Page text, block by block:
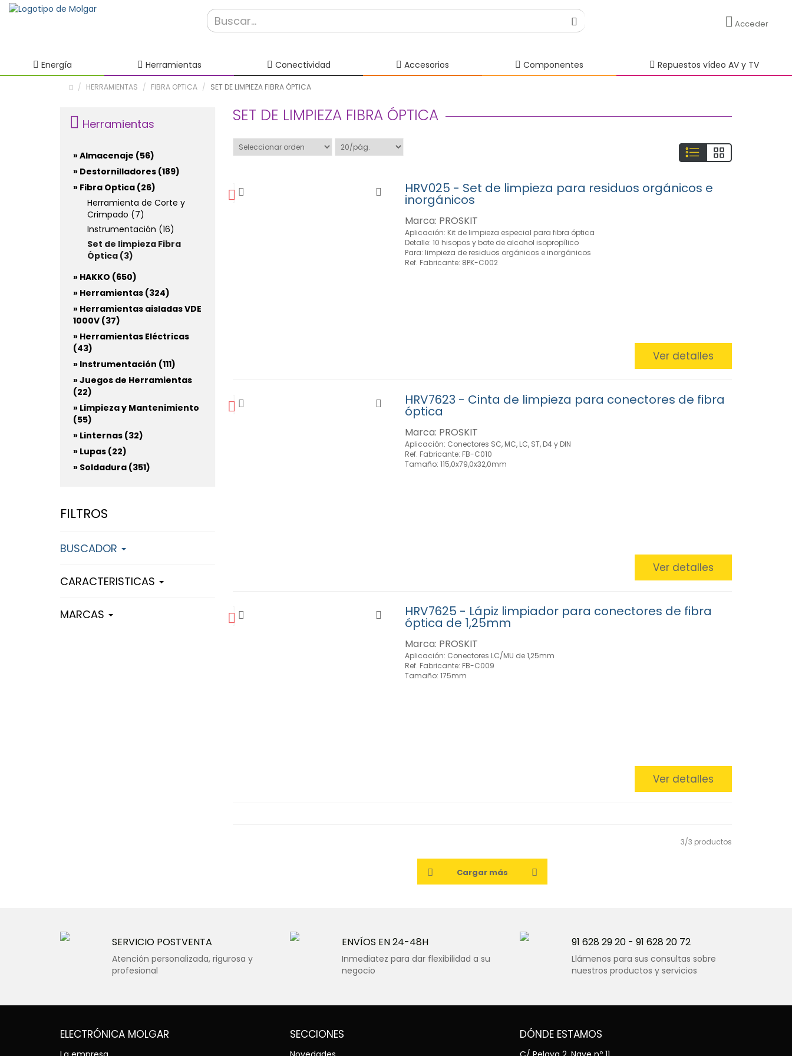
Acceder
Energía Herramientas Conectividad Accesorios Componentes Repuestos vídeo AV y TV
HERRAMIENTAS FIBRA OPTICA SET DE LIMPIEZA FIBRA ÓPTICA
Herramientas
» Almacenaje (56)
» Destornilladores (189)
» Fibra Optica (26)
Herramienta de Corte y
Crimpado (7)
Instrumentación (16)
Set de limpieza Fibra
Óptica (3)
» HAKKO (650)
» Herramientas (324)
» Herramientas aisladas VDE
1000V (37)
» Herramientas Eléctricas
(43)
» Instrumentación (111)
» Juegos de Herramientas
(22)
» Limpieza y Mantenimiento
(55)
» Linternas (32)
» Lupas (22)
» Soldadura (351)
FILTROS
BUSCADOR
CARACTERISTICAS
MARCAS
SET DE LIMPIEZA FIBRA ÓPTICA
HRV025 - Set de limpieza para residuos orgánicos e
inorgánicos
Marca: PROSKIT
Aplicación: Kit de limpieza especial para fibra óptica
Detalle: 10 hisopos y bote de alcohol isopropílico
Para: limpieza de residuos orgánicos e inorgánicos
Ref. Fabricante: 8PK-C002
Ver detalles
HRV7623 - Cinta de limpieza para conectores de fibra
óptica
Marca: PROSKIT
Aplicación: Conectores SC, MC, LC, ST, D4 y DIN
Ref. Fabricante: FB-C010
Tamaño: 115,0x79,0x32,0mm
Ver detalles
HRV7625 - Lápiz limpiador para conectores de fibra
óptica de 1,25mm
Marca: PROSKIT
Aplicación: Conectores LC/MU de 1,25mm
Ref. Fabricante: FB-C009
Tamaño: 175mm
Ver detalles
3/3 productos
Cargar más
SERVICIO POSTVENTA
Atención personalizada, rigurosa y
profesional
ENVÍOS EN 24-48H
Inmediatez para dar flexibilidad a su
negocio
91 628 29 20 - 91 628 20 72
Llámenos para sus consultas sobre
nuestros productos y servicios
ELECTRÓNICA MOLGAR SECCIONES DÓNDE ESTAMOS